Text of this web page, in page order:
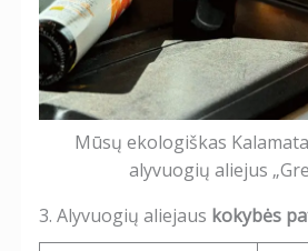
Mūsų ekologiškas
alyvuogių aliejus
3. Alyvuogių aliejaus kokybės